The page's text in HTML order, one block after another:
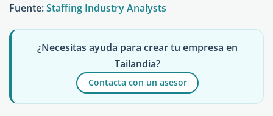
Fuente:Staffing Industry Analysts
¿Necesitas ayuda para crear tu empresa en
Tailandia?
Contacta con un asesor